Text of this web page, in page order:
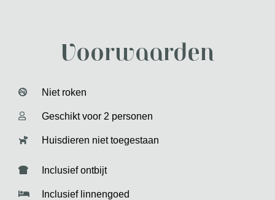
Voorwaarden
Niet roken
Geschikt voor 2 personen
Huisdieren niet toegestaan
Inclusief ontbijt
Inclusief linnengoed